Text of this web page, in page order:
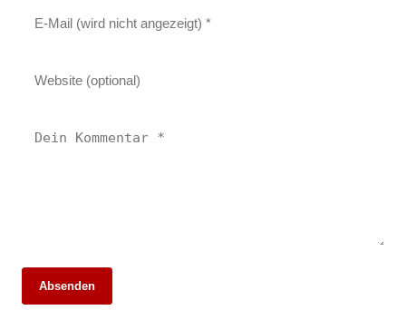
Absenden
Änderungen im Bahnverkehr in